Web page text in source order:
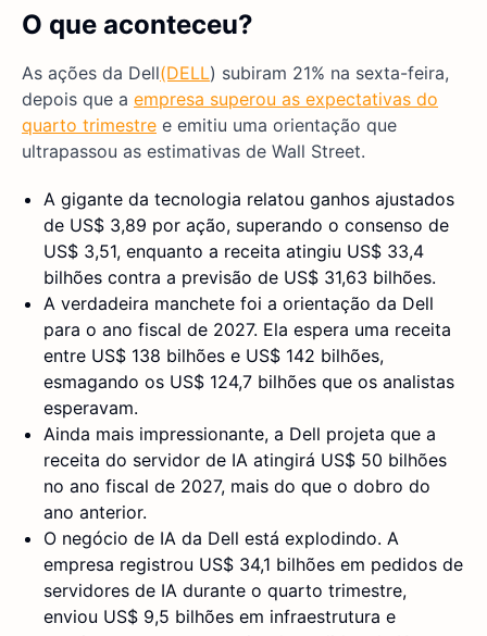
O que aconteceu?
As ações da Dell(DELL) subiram 21% na sexta-feira,
depois que a empresa superou as expectativas do
quarto trimestre e emitiu uma orientação que
ultrapassou as estimativas de Wall Street.
A gigante da tecnologia relatou ganhos ajustados
de US$ 3,89 por ação, superando o consenso de
US$ 3,51, enquanto a receita atingiu US$ 33,4
bilhões contra a previsão de US$ 31,63 bilhões.
A verdadeira manchete foi a orientação da Dell
para o ano fiscal de 2027. Ela espera uma receita
entre US$ 138 bilhões e US$ 142 bilhões,
esmagando os US$ 124,7 bilhões que os analistas
esperavam.
Ainda mais impressionante, a Dell projeta que a
receita do servidor de IA atingirá US$ 50 bilhões
no ano fiscal de 2027, mais do que o dobro do
ano anterior.
O negócio de IA da Dell está explodindo. A
empresa registrou US$ 34,1 bilhões em pedidos de
servidores de IA durante o quarto trimestre,
enviou US$ 9,5 bilhões em infraestrutura e